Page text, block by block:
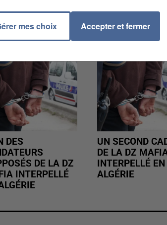
DES
DE LA DZ
INTERPELLÉ
UN SECOND
DE LA DZ
INTERPELLÉ EN
ALGÉRIE
mes choix Accepter et fermer